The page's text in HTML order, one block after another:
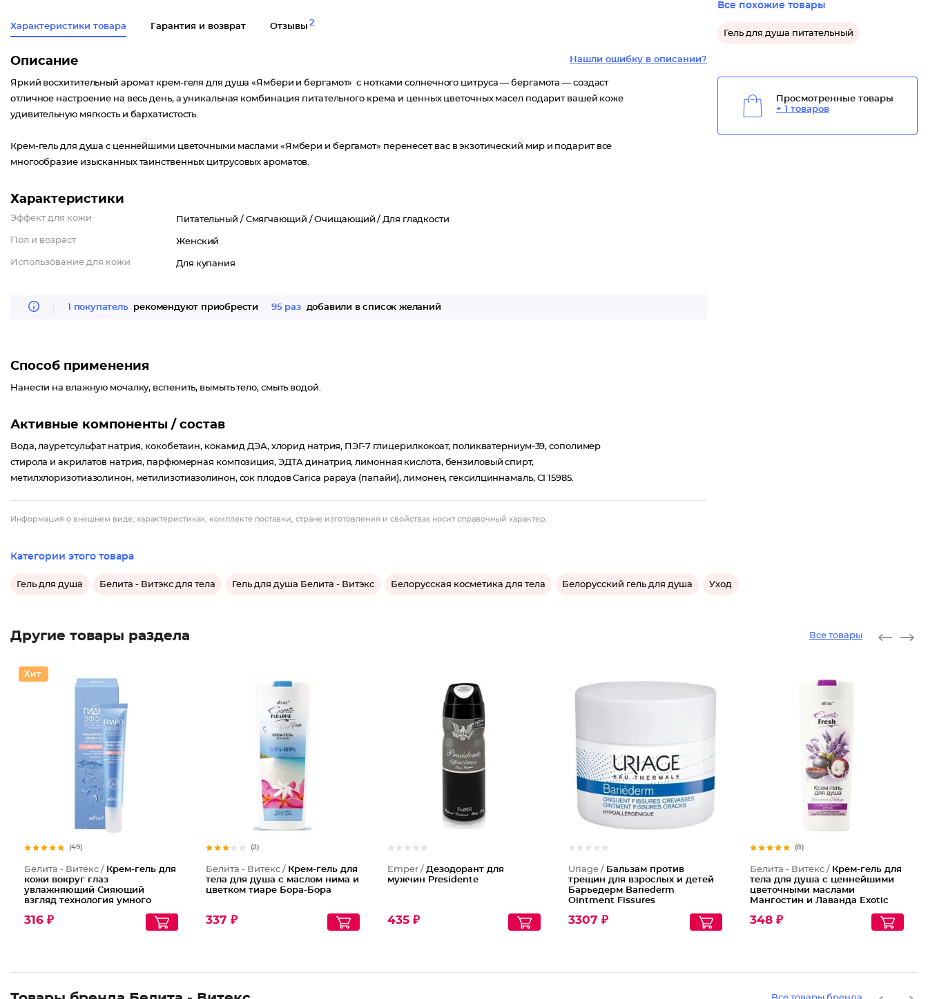
Характеристики товара Гарантия и возврат Отзывы 2
Нашли ошибку в описании?
Описание
Яркий восхитительный аромат крем-геля для душа «Ямбери и бергамот» с нотками солнечного цитруса — бергамота — создаст
отличное настроение на весь день, а уникальная комбинация питательного крема и ценных цветочных масел подарит вашей коже
удивительную мягкость и бархатистость.
Крем-гель для душа с ценнейшими цветочными маслами «Ямбери и бергамот» перенесет вас в экзотический мир и подарит все
многообразие изысканных таинственных цитрусовых ароматов.
Характеристики
Эффект для кожи Питательный / Смягчающий /Очищающий /Для гладкости
Пол и возраст Женский
Использование для кожи Для купания
1 покупатель рекомендуют приобрести 95 раз добавили в список желаний
Способ применения
Нанести на влажную мочалку, вспенить, вымыть тело, смыть водой.
Активные компоненты / состав
Вода, лауретсульфат натрия, кокобетаин, кокамид ДЭА, хлорид натрия, ПЭГ-7 глицерилкокоат, поликватерниум-39, сополимер
стирола и акрилатов натрия, парфюмерная композиция, ЭДТА динатрия, лимонная кислота, бензиловый спирт,
метилхлоризотиазолинон, метилизотиазолинон, сок плодов Carica papaya (папайи), лимонен, гексилциннамаль, CI 15985.
Информация о внешнем виде, характеристиках, комплекте поставки, стране изготовления и свойствах носит справочный характер.
Все похожие товары
Гель для душа питательный
Просмотренные товары
+ 1 товаров
Категории этого товара
Гель для душа Белита - Витэкс для тела Гель для душа Белита - Витэкс Белорусская косметика для тела Белорусский гель для душа Уход
Другие товары раздела Все товары
(49)
Белита - Витекс / Крем-гель для
кожи вокруг глаз
увлажняющий Сияющий
взгляд технология умного
316 ₽
(2)
Белита - Витекс / Крем-гель для
тела для душа с маслом нима и
цветком тиаре Бора-Бора
337 ₽
Emper / Дезодорант для
мужчин Presidente
435 ₽
Uriage / Бальзам против
трещин для взрослых и детей
Барьедерм Bariederm
Ointment Fissures
3307 ₽
(8)
Белита - Витекс / Крем-гель для
тела для душа с ценнейшими
цветочными маслами
Мангостин и Лаванда Exotic
348 ₽